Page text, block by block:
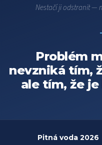
Nestačí ji odstranit —
Problém
nevzniká tím,
ale tím, že je
Pitná voda 2026